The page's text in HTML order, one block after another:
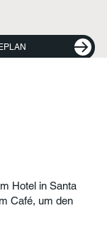
Hotel in Santa
Café, um den